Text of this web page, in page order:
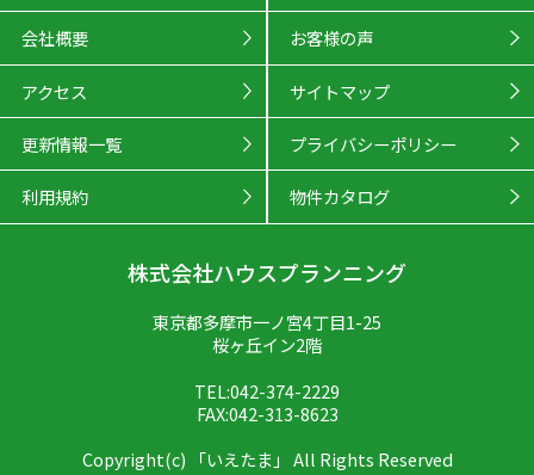
会社概要 お客様の声
アクセス サイトマップ
更新情報一覧 プライバシーポリシー
利用規約 物件カタログ
株式会社ハウスプランニング
東京都多摩市一ノ宮4丁目1-25
桜ヶ丘イン2階
TEL:042-374-2229
FAX:042-313-8623
Copyright(c) 「いえたま」 All Rights Reserved